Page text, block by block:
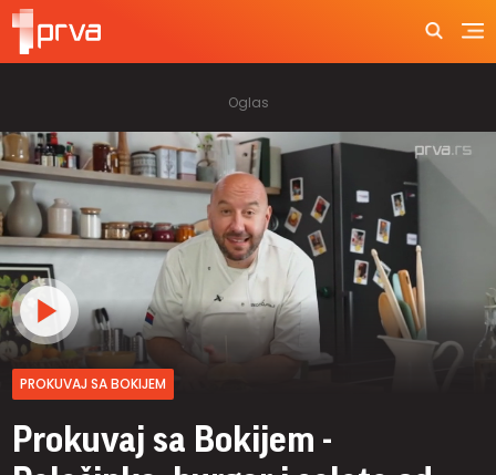
PROKUVAJ SA BOKIJEM
Prokuvaj sa Bokijem -